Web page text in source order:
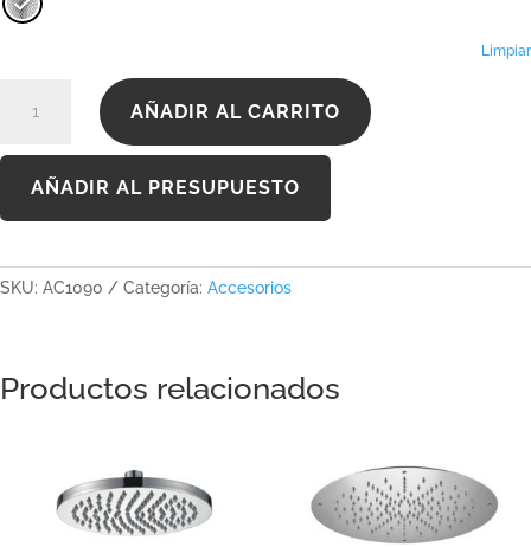
Limpiar
cantidad
AÑADIR AL CARRITO
AÑADIR AL PRESUPUESTO
SKU: AC1090 Categoría: Accesorios
Productos relacionados